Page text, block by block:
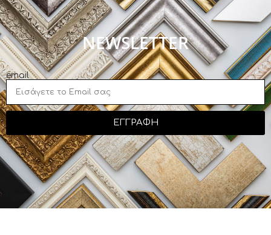
NEWSLETTER
email
ΕΓΓΡΑΦΗ